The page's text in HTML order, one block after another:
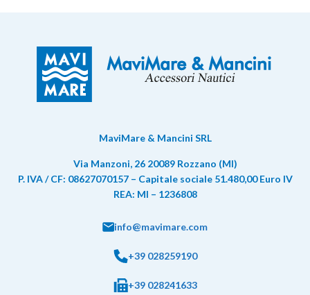
MaviMare & Mancini SRL
Via Manzoni, 26 20089 Rozzano (MI)
P. IVA / CF: 08627070157 – Capitale sociale 51.480,00 Euro IV
REA: MI – 1236808
info@mavimare.com
+39 028259190
+39 028241633